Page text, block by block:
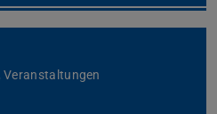
Veranstaltungen